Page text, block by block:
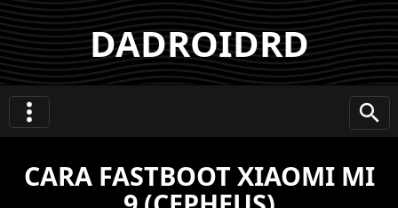
DADROIDRD
CARA FASTBOOT XIAOMI MI